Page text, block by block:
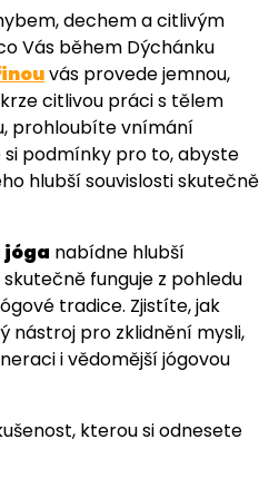
dechem a citlivým
Vás během Dýchánku
vás provede jemnou,
citlivou práci s tělem
prohloubíte vnímání
podmínky pro to, abyste
hlubší souvislosti skutečně
jóga nabídne hlubší
funguje z pohledu
tradice. Zjistíte, jak
nástroj pro zklidnění mysli,
i vědomější jógovou
kterou si odnesete